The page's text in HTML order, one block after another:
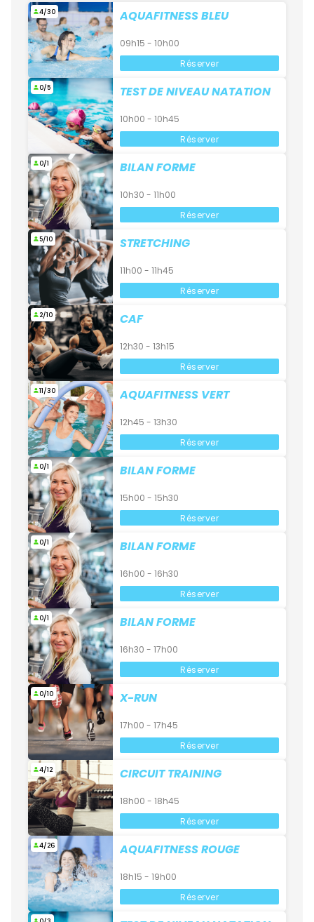
4/30 AQUAFITNESS BLEU
09h15 - 10h00
Réserver
0/5 TEST DE NIVEAU NATATION
10h00 - 10h45
Réserver
0/1 BILAN FORME
10h30 - 11h00
Réserver
5/10 STRETCHING
11h00 - 11h45
Réserver
2/10 CAF
12h30 - 13h15
Réserver
11/30 AQUAFITNESS VERT
12h45 - 13h30
Réserver
0/1 BILAN FORME
15h00 - 15h30
Réserver
0/1 BILAN FORME
16h00 - 16h30
Réserver
0/1 BILAN FORME
16h30 - 17h00
Réserver
0/10 X-RUN
17h00 - 17h45
Réserver
4/12 CIRCUIT TRAINING
18h00 - 18h45
Réserver
4/26 AQUAFITNESS ROUGE
18h15 - 19h00
Réserver